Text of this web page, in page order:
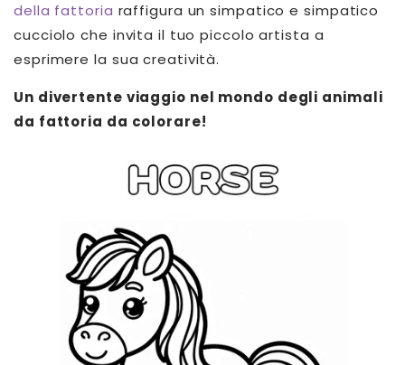
della fattoria raffigura un simpatico e simpatico
cucciolo che invita il tuo piccolo artista a
esprimere la sua creatività.
Un divertente viaggio nel mondo degli animali
da fattoria da colorare!